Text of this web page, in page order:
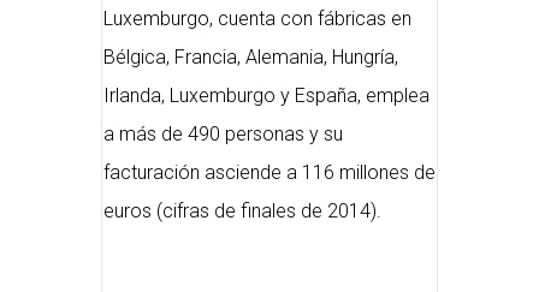
Luxemburgo, cuenta con fábricas en
Bélgica, Francia, Alemania, Hungría,
Irlanda, Luxemburgo y España, emplea
a más de 490 personas y su
facturación asciende a 116 millones de
euros (cifras de finales de 2014).